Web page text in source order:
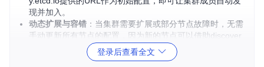
现并加入。
动态扩展与容错 ：当集群需要扩展或部分节点故障时，无需
手动更新所有节点的配置，因为新的节点可以借助discover
y机制自我发现并加入。
：在分布式系统中，服务之间的动态发现是必要
登录后查看全文